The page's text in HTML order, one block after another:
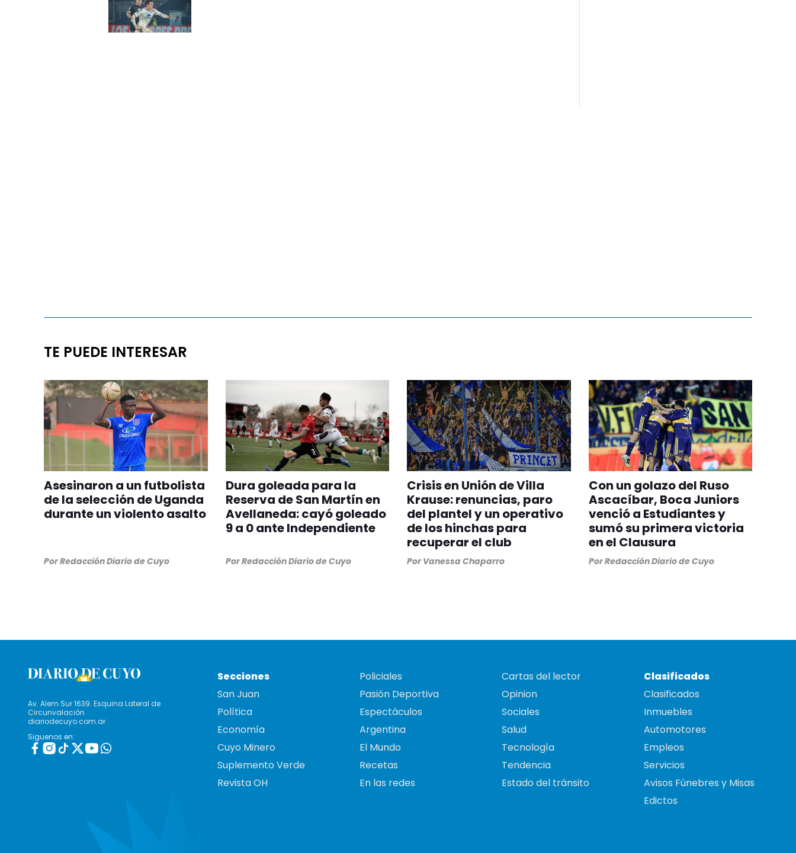
TE PUEDE INTERESAR
Asesinaron a un futbolista
de la selección de Uganda
durante un violento asalto
PorRedacción Diario de Cuyo
Dura goleada para la
Reserva de San Martín en
Avellaneda: cayó goleado
9 a 0 ante Independiente
PorRedacción Diario de Cuyo
Crisis en Unión de Villa
Krause: renuncias, paro
del plantel y un operativo
de los hinchas para
recuperar el club
Por Vanessa Chaparro
Con un golazo del Ruso
Ascacíbar, Boca Juniors
venció a Estudiantes y
sumó su primera victoria
en el Clausura
PorRedacción Diario de Cuyo
Av. Alem Sur 1639. Esquina Lateral de
Circunvalación
diariodecuyo.com.ar
Siguenos en:
Secciones
San Juan
Política
Economía
Cuyo Minero
Suplemento Verde
Revista OH
Policiales
Pasión Deportiva
Espectáculos
Argentina
El Mundo
Recetas
En las redes
Cartas del lector
Opinion
Sociales
Salud
Tecnología
Tendencia
Estado del tránsito
Clasificados
Clasificados
Inmuebles
Automotores
Empleos
Servicios
Avisos Fúnebres y Misas
Edictos